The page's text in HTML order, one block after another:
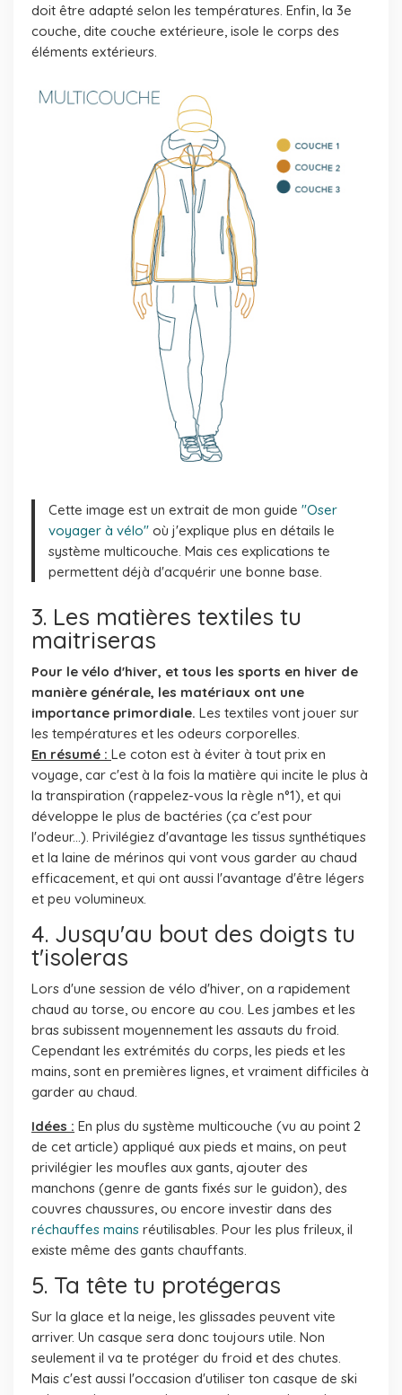
doit être adapté selon les températures. Enfin, la 3e
couche, dite couche extérieure, isole le corps des
éléments extérieurs.
Cette image est un extrait de mon guide "Oser
voyager à vélo"où j'explique plus en détails le
système multicouche. Mais ces explications te
permettent déjà d'acquérir une bonne base.
3. Les matières textiles tu
maitriseras
Pour le vélo d'hiver, et tous les sports en hiver de
manière générale, les matériaux ont une
importance primordiale. Les textiles vont jouer sur
les températures et les odeurs corporelles.
En résumé : Le coton est à éviter à tout prix en
voyage, car c'est à la fois la matière qui incite le plus à
la transpiration (rappelez-vous la règle n°1), et qui
développe le plus de bactéries (ça c'est pour
l'odeur...). Privilégiez d'avantage les tissus synthétiques
et la laine de mérinos qui vont vous garder au chaud
efficacement, et qui ont aussi l'avantage d'être légers
et peu volumineux.
4. Jusqu'au bout des doigts tu
t'isoleras
Lors d'une session de vélo d'hiver, on a rapidement
chaud au torse, ou encore au cou. Les jambes et les
bras subissent moyennement les assauts du froid.
Cependant les extrémités du corps, les pieds et les
mains, sont en premières lignes, et vraiment difficiles à
garder au chaud.
Idées : En plus du système multicouche (vu au point 2
de cet article) appliqué aux pieds et mains, on peut
privilégier les moufles aux gants, ajouter des
manchons (genre de gants fixés sur le guidon), des
couvres chaussures, ou encore investir dans des
réchauffes mains réutilisables. Pour les plus frileux, il
existe même des gants chauffants.
5. Ta tête tu protégeras
Sur la glace et la neige, les glissades peuvent vite
arriver. Un casque sera donc toujours utile. Non
seulement il va te protéger du froid et des chutes.
Mais c'est aussi l'occasion d'utiliser ton casque de ski